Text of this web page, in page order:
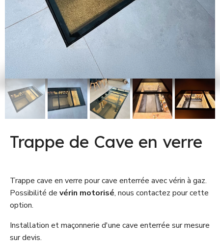
Trappe de Cave en verre
Trappe cave en verre pour cave enterrée avec vérin à gaz.
Possibilité de vérin motorisé, nous contactez pour cette
option.
Installation et maçonnerie d'une cave enterrée sur mesure
sur devis.